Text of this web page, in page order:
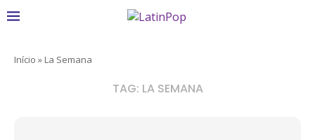
Início » La Semana
TAG: LA SEMANA